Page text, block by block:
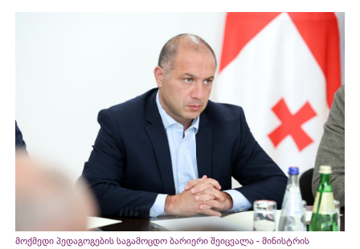
მოქმედი პედაგოგების საგამოცდო ბარიერი შეიცვალა - მინისტრის